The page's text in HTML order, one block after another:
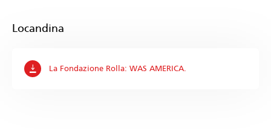
Locandina
La Fondazione Rolla: WAS AMERICA.